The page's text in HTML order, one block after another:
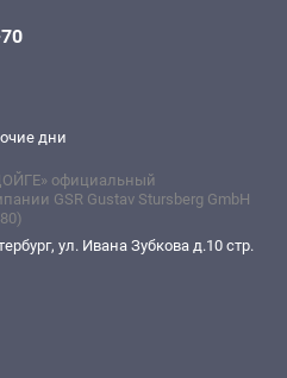
дни
официальный
GSR Gustav Stursberg GmbH
ул. Ивана Зубкова д.10 стр.